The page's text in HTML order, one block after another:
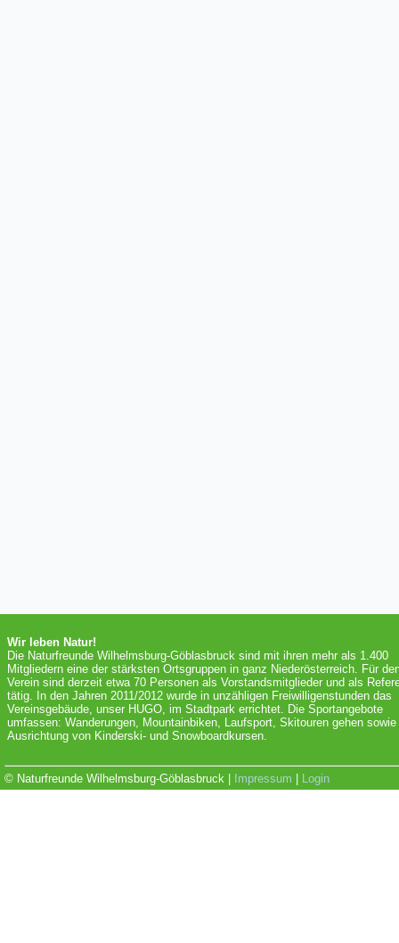
Wir leben Natur!
Die Naturfreunde Wilhelmsburg-Göblasbruck sind mit ihren mehr als 1.400
Mitgliedern eine der stärksten Ortsgruppen in ganz Niederösterreich. Für
Verein sind derzeit etwa 70 Personen als Vorstandsmitglieder und als
tätig. In den Jahren 2011/2012 wurde in unzähligen Freiwilligenstunden das
Vereinsgebäude, unser HUGO, im Stadtpark errichtet. Die Sportangebote
umfassen: Wanderungen, Mountainbiken, Laufsport, Skitouren gehen sowie
Ausrichtung von Kinderski- und Snowboardkursen.
© Naturfreunde Wilhelmsburg-Göblasbruck | Impressum Login